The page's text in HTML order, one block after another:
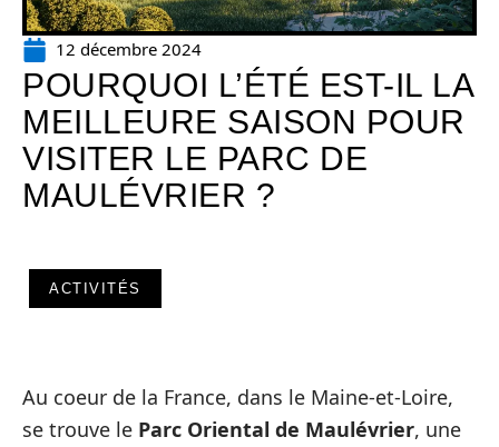
12 décembre 2024
POURQUOI L’ÉTÉ EST-IL LA
MEILLEURE SAISON POUR
VISITER LE PARC DE
MAULÉVRIER ?
ACTIVITÉS
Au coeur de la France, dans le Maine-et-Loire,
se trouve le Parc Oriental de Maulévrier, une